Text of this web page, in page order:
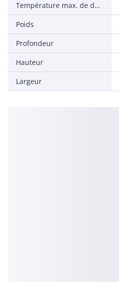
Température max. de départ chauffage
Poids
Profondeur
Hauteur
Largeur